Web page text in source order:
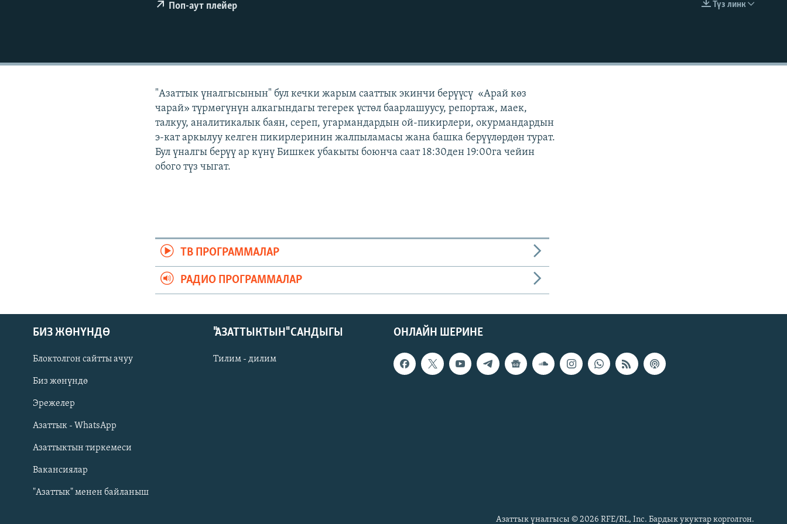
Русский
ОНЛАЙН ШЕРИНЕ
EMBED
Түз линк
Поп-аут плейер
"Азаттык үналгысынын" бул кечки жарым сааттык экинчи берүүсү «Арай көз
чарай» түрмөгүнүн алкагындагы тегерек үстөл баарлашуусу, репортаж, маек,
талкуу, аналитикалык баян, сереп, угармандардын ой-пикирлери, окурмандардын
э-кат аркылуу келген пикирлеринин жалпыламасы жана башка берүүлөрдөн турат.
Бул үналгы берүү ар күнү Бишкек убакыты боюнча саат 18:30ден 19:00га чейин
обого түз чыгат.
ТВ ПРОГРАММАЛАР
РАДИО ПРОГРАММАЛАР
ОНЛАЙН ШЕРИНЕ
БИЗ ЖӨНҮНДӨ
Блоктолгон сайтты ачуу
Биз жөнүндө
Эрежелер
Азаттык - WhatsApp
Азаттыктын тиркемеси
Вакансиялар
"Азаттык" менен байланыш
"АЗАТТЫКТЫН" САНДЫГЫ
Тилим - дилим
Азаттык үналгысы © 2026 RFE/RL, Inc. Бардык укуктар корголгон.